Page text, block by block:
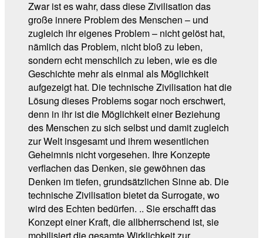
Zwar ist es wahr, dass diese Zivilisation das
große innere Problem des Menschen – und
zugleich ihr eigenes Problem – nicht gelöst hat,
nämlich das Problem, nicht bloß zu leben,
sondern echt menschlich zu leben, wie es die
Geschichte mehr als einmal als Möglichkeit
aufgezeigt hat. Die technische Zivilisation hat die
Lösung dieses Problems sogar noch erschwert,
denn in ihr ist die Möglichkeit einer Beziehung
des Menschen zu sich selbst und damit zugleich
zur Welt insgesamt und ihrem wesentlichen
Geheimnis nicht vorgesehen. Ihre Konzepte
verflachen das Denken, sie gewöhnen das
Denken im tiefen, grundsätzlichen Sinne ab. Die
technische Zivilisation bietet da Surrogate, wo
wird des Echten bedürfen. .. Sie erschafft das
Konzept einer Kraft, die allbherrschend ist, sie
mobilisiert die gesamte Wirklichkeit zur